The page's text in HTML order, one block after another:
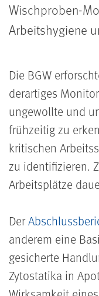
Wischproben-
Arbeitshygiene
Die BGW
derartiges
ungewollte und
frühzeitig zu
kritischen
zu identifizieren.
Arbeitsplätze
Der
anderem eine
gesicherte
Zytostatika in